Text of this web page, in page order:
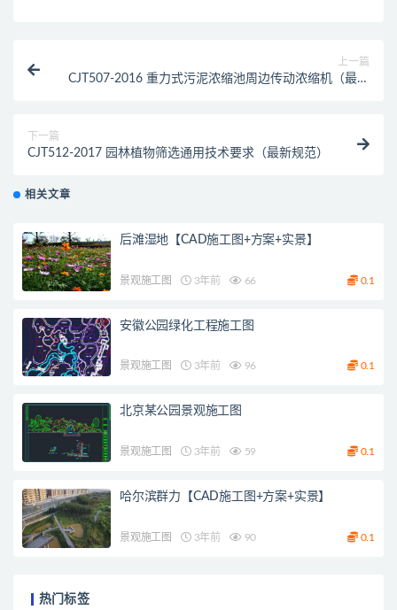
上一篇
CJT507-2016 重力式污泥浓缩池周边传动浓缩机（最新
下一篇
CJT512-2017 园林植物筛选通用技术要求（最新规范）
相关文章
后滩湿地【CAD施工图+方案+实景】
景观施工图 3年前 66 0.1
安徽公园绿化工程施工图
景观施工图 3年前 96 0.1
北京某公园景观施工图
景观施工图 3年前 59 0.1
哈尔滨群力【CAD施工图+方案+实景】
景观施工图 3年前 90 0.1
热门标签